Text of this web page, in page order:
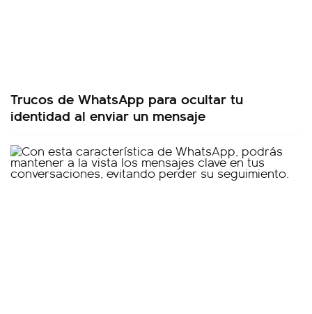
Trucos de WhatsApp para ocultar tu
identidad al enviar un mensaje